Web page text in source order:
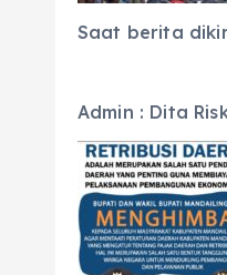
Saat berita
Admin : Dita